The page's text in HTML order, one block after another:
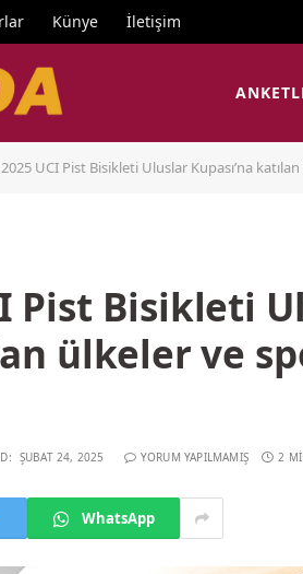
Künye İletişim
UCI Pist Bisikleti Uluslar Kupası’na
Pist Bisikleti
ülkeler ve
ŞUBAT 24, 2025 YORUM YAPILMAMIŞ 2
WhatsApp